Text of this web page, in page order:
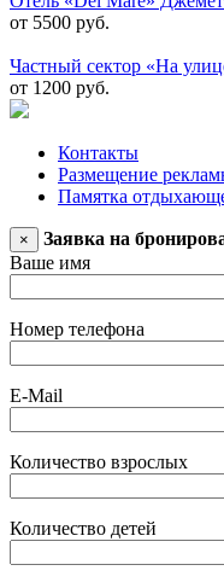
от 5500 руб.
Частный сектор «На
от 1200 руб.
Контакты
Размещение
Памятка
×
Заявка на
Ваше имя
Номер телефона
E-Mail
Количество взрослых
Количество детей